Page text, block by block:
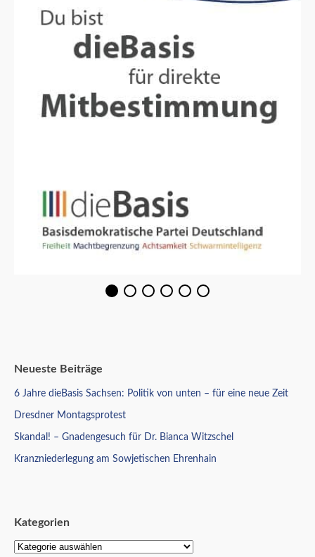
Neueste Beiträge
6 Jahre dieBasis Sachsen: Politik von unten – für eine neue Zeit
Dresdner Montagsprotest
Skandal! – Gnadengesuch für Dr. Bianca Witzschel
Kranzniederlegung am Sowjetischen Ehrenhain
Kategorien